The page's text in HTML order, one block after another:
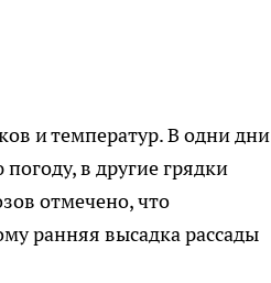
и температур. В одни дни
в другие грядки
отмечено, что
ранняя высадка рассады